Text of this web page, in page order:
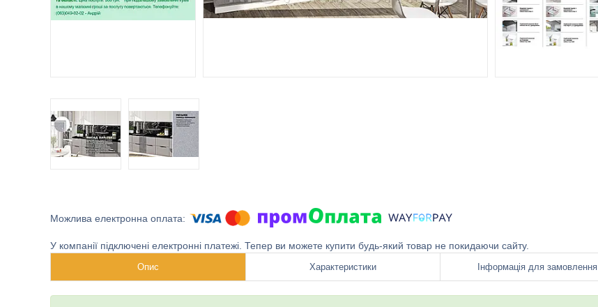
У компанії підключені електронні платежі. Тепер ви можете купити будь-який товар не покидаючи сайту.
Опис Характеристики Інформація для замовлення